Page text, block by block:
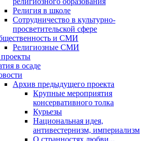
Религия в школе
Сотрудничество в культурно-
просветительской сфере
и СМИ
Религиозные СМИ
в осаде
Архив предыдущего проекта
Крупные мероприятия
консервативного толка
Курьезы
Национальная идея,
антивестернизм, империализм
О странностях любви...